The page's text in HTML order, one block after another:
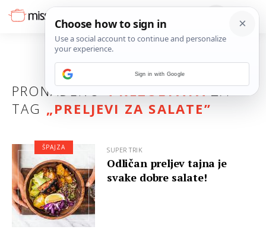
PRONAĐENO4 REZULTATAZA
TAG „PRELJEVI ZA SALATE”
SUPER TRIK
Odličan preljev tajna je
svake dobre salate!
ŠPAJZA
Sign in with Google